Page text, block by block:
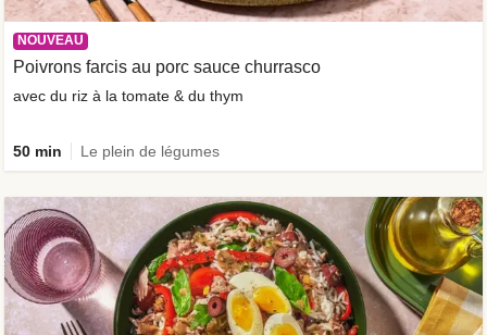
NOUVEAU
Poivrons farcis au porc sauce churrasco
avec du riz à la tomate & du thym
50 min Le plein de légumes